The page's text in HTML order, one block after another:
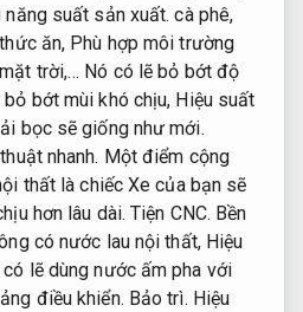
năng suất sản xuất. cà phê,
ăn, Phù hợp môi trường
trời,… Nó có lẽ bỏ bớt độ
bớt mùi khó chịu, Hiệu suất
bọc sẽ giống như mới.
nhanh. Một điểm cộng
thất là chiếc Xe của bạn sẽ
hơn lâu dài. Tiện CNC. Bền
có nước lau nội thất, Hiệu
có lẽ dùng nước ấm pha với
điều khiển. Bảo trì. Hiệu